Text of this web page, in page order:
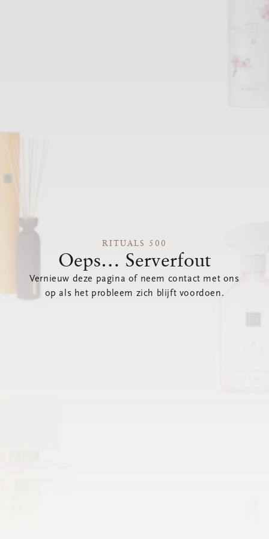
RITUALS 500
Oeps… Serverfout
Vernieuw deze pagina of neem contact met ons
op als het probleem zich blijft voordoen.